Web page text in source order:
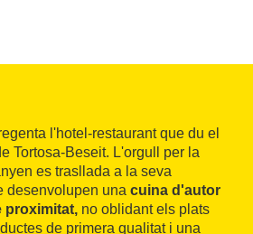
l'hotel-restaurant que du el
Tortosa-Beseit. L'orgull per la
es trasllada a la seva
desenvolupen una cuina d'autor
proximitat, no oblidant els plats
de primera qualitat i una